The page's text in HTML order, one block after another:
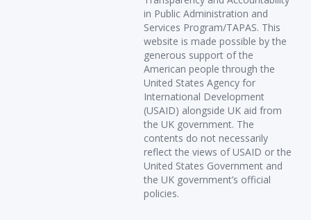
in Public Administration and
Services Program/TAPAS. This
website is made possible by the
generous support of the
American people through the
United States Agency for
International Development
(USAID) alongside UK aid from
the UK government. The
contents do not necessarily
reflect the views of USAID or the
United States Government and
the UK government’s official
policies.